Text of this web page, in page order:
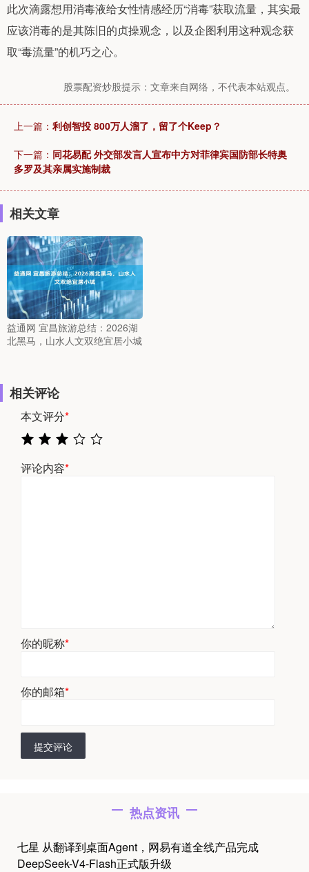
此次滴露想用消毒液给女性情感经历“消毒”获取流量，其实最
应该消毒的是其陈旧的贞操观念，以及企图利用这种观念获
取“毒流量”的机巧之心。
股票配资炒股提示：文章来自网络，不代表本站观点。
上一篇： 利创智投 800万人溜了，留了个Keep？
下一篇： 同花易配 外交部发言人宣布中方对菲律宾国防部长特奥
多罗及其亲属实施制裁
相关文章
益通网 宜昌旅游总结：2026湖
北黑马，山水人文双绝宜居小城
相关评论
本文评分*
评论内容*
你的昵称*
你的邮箱*
提交评论
热点资讯
七星 从翻译到桌面Agent，网易有道全线产品完成
DeepSeek-V4-Flash正式版升级